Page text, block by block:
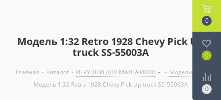
Модель 1:32 Retro 1928 Chevy Pick Up
truck SS-55003А
Главная - Каталог - ИГРУШКИ ДЛЯ МАЛЬЧИКОВ - Модели
Модель 1:32 Retro 1928 Chevy Pick Up truck SS-55003А
0
0
0